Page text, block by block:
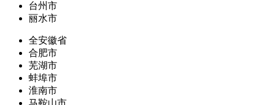
台州市
丽水市
全安徽省
合肥市
芜湖市
蚌埠市
淮南市
马鞍山市